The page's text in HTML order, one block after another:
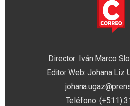
Director: Iván Marco
Editor Web: Johana Liz
Teléfono: (+511)